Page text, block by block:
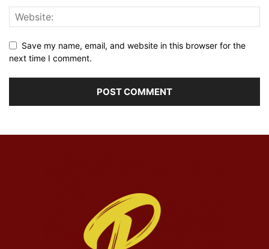
Save my name, email, and website in this browser for the
next time I comment.